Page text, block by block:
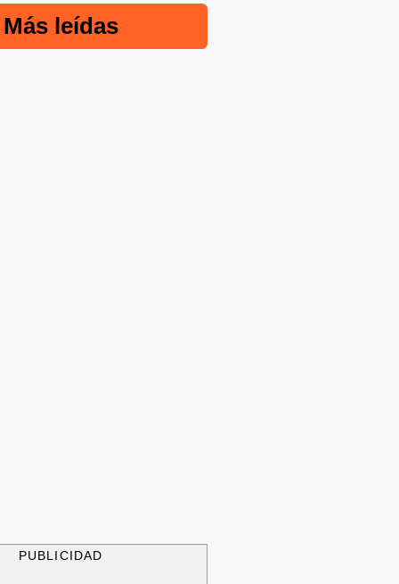
Más leídas
PUBLICIDAD